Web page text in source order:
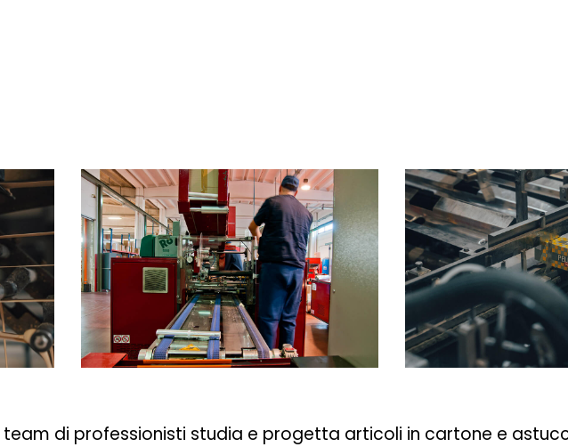
team di professionisti studia e progetta articoli in cartone e